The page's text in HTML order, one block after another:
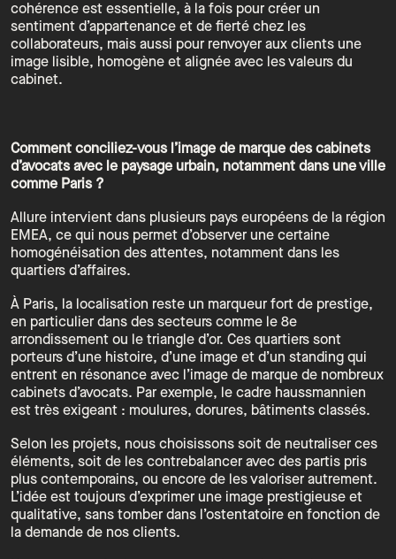
cohérence est essentielle, à la fois pour créer un
sentiment d’appartenance et de fierté chez les
collaborateurs, mais aussi pour renvoyer aux clients une
image lisible, homogène et alignée avec les valeurs du
cabinet.
Comment conciliez-vous l’image de marque des cabinets
d’avocats avec le paysage urbain, notamment dans une ville
comme Paris ?
Allure intervient dans plusieurs pays européens de la région
EMEA, ce qui nous permet d’observer une certaine
homogénéisation des attentes, notamment dans les
quartiers d’affaires.
À Paris, la localisation reste un marqueur fort de prestige,
en particulier dans des secteurs comme le 8e
arrondissement ou le triangle d’or. Ces quartiers sont
porteurs d’une histoire, d’une image et d’un standing qui
entrent en résonance avec l’image de marque de nombreux
cabinets d’avocats. Par exemple, le cadre haussmannien
est très exigeant : moulures, dorures, bâtiments classés.
Selon les projets, nous choisissons soit de neutraliser ces
éléments, soit de les contrebalancer avec des partis pris
plus contemporains, ou encore de les valoriser autrement.
L’idée est toujours d’exprimer une image prestigieuse et
qualitative, sans tomber dans l’ostentatoire en fonction de
la demande de nos clients.